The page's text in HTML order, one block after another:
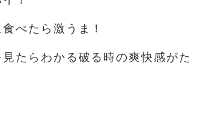
べたら激うま！
たらわかる破る時の爽快感がた